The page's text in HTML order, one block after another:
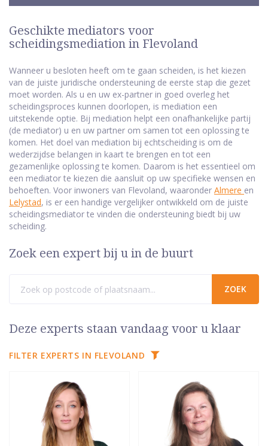
Geschikte mediators voor
scheidingsmediation in Flevoland
Wanneer u besloten heeft om te gaan scheiden, is het kiezen
van de juiste juridische ondersteuning de eerste stap die gezet
moet worden. Als u en uw ex-partner in goed overleg het
scheidingsproces kunnen doorlopen, is mediation een
uitstekende optie. Bij mediation helpt een onafhankelijke partij
(de mediator) u en uw partner om samen tot een oplossing te
komen. Het doel van mediation bij echtscheiding is om de
wederzijdse belangen in kaart te brengen en tot een
gezamenlijke oplossing te komen. Daarom is het essentieel om
een mediator te kiezen die aansluit op uw specifieke wensen en
behoeften. Voor inwoners van Flevoland, waaronder Almere en
Lelystad, is er een handige vergelijker ontwikkeld om de juiste
scheidingsmediator te vinden die ondersteuning biedt bij uw
scheiding.
Zoek een expert bij u in de buurt
Deze experts staan vandaag voor u klaar
FILTER EXPERTS IN FLEVOLAND